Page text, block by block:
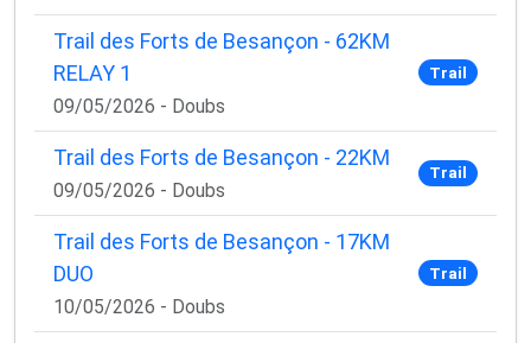
Trail des Forts de Besançon - 62KM
RELAY 1
09/05/2026 - Doubs
Trail
Trail des Forts de Besançon - 22KM
09/05/2026 - Doubs
Trail
Trail des Forts de Besançon - 17KM
DUO
10/05/2026 - Doubs
Trail